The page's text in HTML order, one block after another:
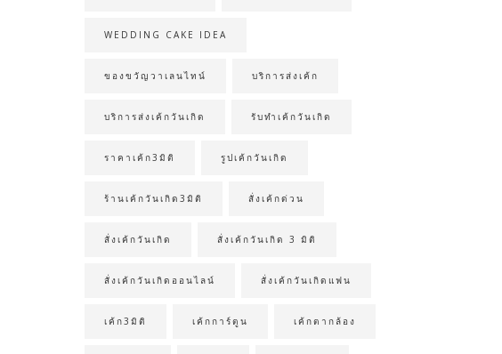
WEDDING CAKE IDEA
ของขวัญวาเลนไทน์ บริการส่งเค้ก
บริการส่งเค้กวันเกิด รับทำเค้กวันเกิด
ราคาเค้ก3มิติ รูปเค้กวันเกิด
ร้านเค้กวันเกิด3มิติ สั่งเค้กด่วน
สั่งเค้กวันเกิด สั่งเค้กวันเกิด 3 มิติ
สั่งเค้กวันเกิดออนไลน์ สั่งเค้กวันเกิดแฟน
เค้ก3มิติ เค้กการ์ตูน เค้กตากล้อง